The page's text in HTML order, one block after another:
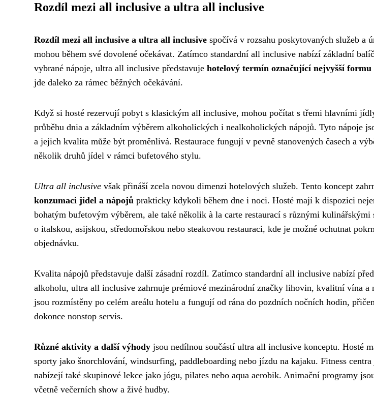
Rozdíl mezi all inclusive a ultra all inclusive
Rozdíl mezi all inclusive a ultra all inclusive spočívá v rozsahu poskytovaných služeb a
mohou během své dovolené očekávat. Zatímco standardní all inclusive nabízí základní
vybrané nápoje, ultra all inclusive představuje hotelový termín označující nejvyšší formu
jde daleko za rámec běžných očekávání.
Když si hosté rezervují pobyt s klasickým all inclusive, mohou počítat s třemi hlavními
průběhu dnia a základním výběrem alkoholických i nealkoholických nápojů. Tyto nápoje
a jejich kvalita může být proměnlivá. Restaurace fungují v pevně stanovených časech a
několik druhů jídel v rámci bufetového stylu.
Ultra all inclusive však přináší zcela novou dimenzi hotelových služeb. Tento koncept
konzumaci jídel a nápojů prakticky kdykoli během dne i noci. Hosté mají k dispozici
bohatým bufetovým výběrem, ale také několik à la carte restaurací s různými kulinářskými
o italskou, asijskou, středomořskou nebo steakovou restauraci, kde je možné ochutnat
objednávku.
Kvalita nápojů představuje další zásadní rozdíl. Zatímco standardní all inclusive nabízí
alkoholu, ultra all inclusive zahrnuje prémiové mezinárodní značky lihovin, kvalitní vína a
jsou rozmístěny po celém areálu hotelu a fungují od rána do pozdních nočních hodin,
dokonce nonstop servis.
Různé aktivity a další výhody jsou nedílnou součástí ultra all inclusive konceptu. Hosté
sporty jako šnorchlování, windsurfing, paddleboarding nebo jízdu na kajaku. Fitness
nabízejí také skupinové lekce jako jógu, pilates nebo aqua aerobik. Animační programy
včetně večerních show a živé hudby.